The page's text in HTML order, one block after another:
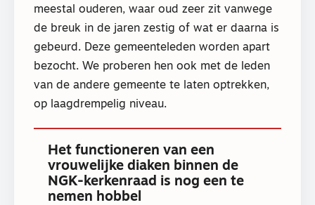
meestal ouderen, waar oud zeer zit vanwege
de breuk in de jaren zestig of wat er daarna is
gebeurd. Deze gemeenteleden worden apart
bezocht. We proberen hen ook met de leden
van de andere gemeente te laten optrekken,
op laagdrempelig niveau.
Het functioneren van een
vrouwelijke diaken binnen de
NGK-kerkenraad is nog een te
nemen hobbel